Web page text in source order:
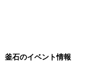
釜石のイベント情報